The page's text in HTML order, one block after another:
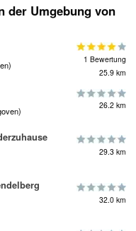
der Umgebung von
1 Bewertung
25.9 km
26.2 km
29.3 km
32.0 km